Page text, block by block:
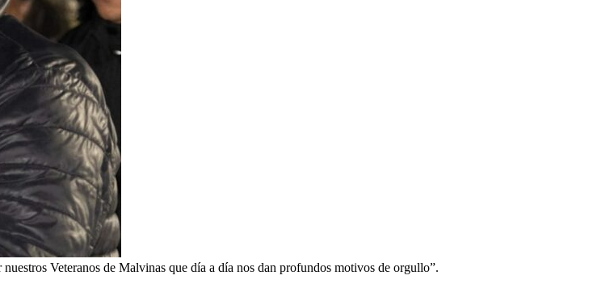
Veteranos de Malvinas que día a día nos dan profundos motivos de orgullo”.